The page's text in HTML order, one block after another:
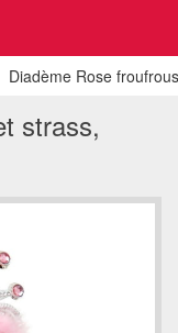
Diadème Rose
strass,